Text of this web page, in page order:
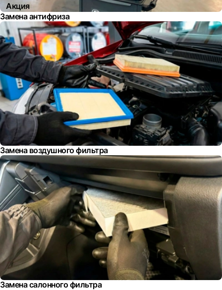
Акция
Замена антифриза
Замена воздушного фильтра
Замена салонного фильтра